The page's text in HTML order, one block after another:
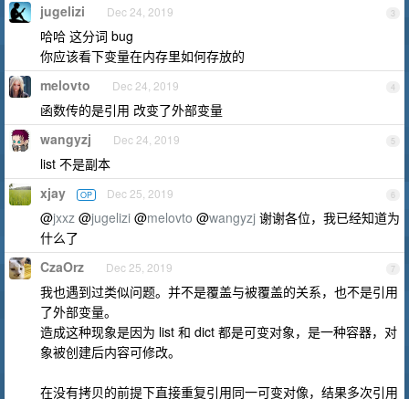
3
jugelizi Dec 24, 2019
哈哈 这分词 bug
你应该看下变量在内存里如何存放的
4
melovto Dec 24, 2019
函数传的是引用 改变了外部变量
5
wangyzj Dec 24, 2019
list 不是副本
6
xjay OP Dec 25, 2019
@jxxz @jugelizi @melovto @wangyzj 谢谢各位，我已经知道为
什么了
7
CzaOrz Dec 25, 2019
我也遇到过类似问题。并不是覆盖与被覆盖的关系，也不是引用
了外部变量。
造成这种现象是因为 list 和 dict 都是可变对象，是一种容器，对
象被创建后内容可修改。
在没有拷贝的前提下直接重复引用同一可变对像，结果多次引用